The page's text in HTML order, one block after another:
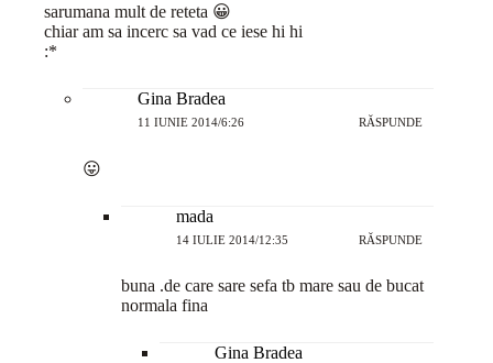
sarumana mult de reteta 😀
chiar am sa incerc sa vad ce iese hi hi
:*
Gina Bradea
11 IUNIE 2014/6:26 RĂSPUNDE
😛
mada
14 IULIE 2014/12:35 RĂSPUNDE
buna .de care sare sefa tb mare sau de bucat
normala fina
Gina Bradea